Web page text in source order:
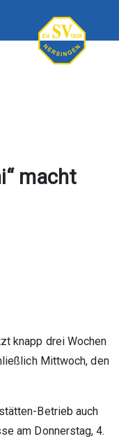
macht
knapp drei Wochen
Mittwoch, den
Betrieb auch
am Donnerstag, 4.